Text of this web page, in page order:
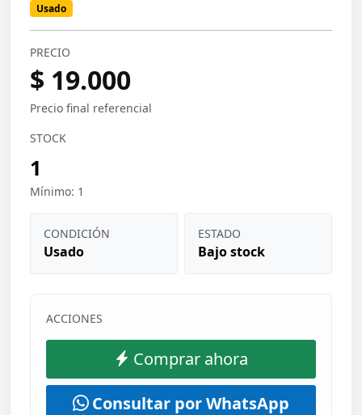
Usado
PRECIO
$ 19.000
Precio final referencial
STOCK
1
Mínimo: 1
CONDICIÓN
Usado
ESTADO
Bajo stock
ACCIONES
Comprar ahora
Consultar por WhatsApp